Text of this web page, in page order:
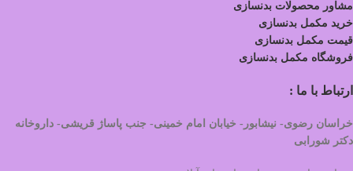
مشاور محصولات بدنسازی
خرید مکمل بدنسازی
قیمت مکمل بدنسازی
فروشگاه مکمل بدنسازی
ارتباط با ما :
خراسان رضوی- نیشابور- خیابان امام خمینی- جنب پاساژ قریشی- داروخانه
دکتر شورابی